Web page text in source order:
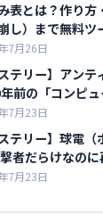
表とは？作り方
崩し）まで無料
7月26日
ステリー】アン
前の「コンピュ
7月23日
ステリー】球電（
者だらけなのに
7月23日